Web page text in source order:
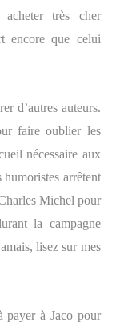
très cher
encore que celui
d’autres auteurs.
faire oublier les
nécessaire aux
arrêtent
Michel pour
la campagne
lisez sur mes
payer à Jaco pour